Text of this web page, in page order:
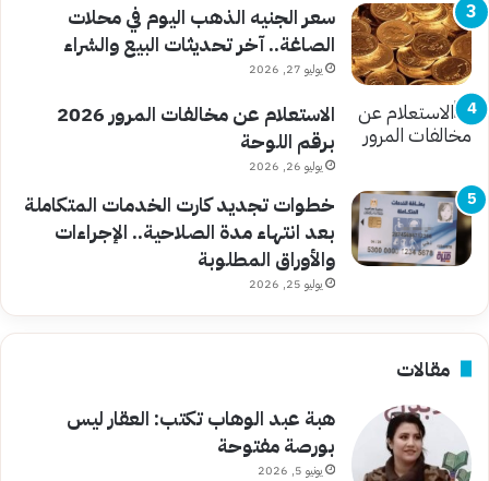
سعر الجنيه الذهب اليوم في محلات
الصاغة.. آخر تحديثات البيع والشراء
يوليو 27, 2026
الاستعلام عن مخالفات المرور 2026
برقم اللوحة
يوليو 26, 2026
خطوات تجديد كارت الخدمات المتكاملة
بعد انتهاء مدة الصلاحية.. الإجراءات
والأوراق المطلوبة
يوليو 25, 2026
مقالات
هبة عبد الوهاب تكتب: العقار ليس
بورصة مفتوحة
يونيو 5, 2026